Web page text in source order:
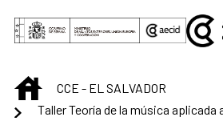
Saltar al contenido principal
INICIOCCE - EL SALVADOR